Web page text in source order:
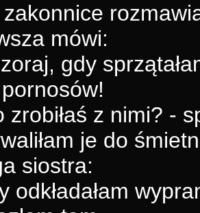
mówi:
gdy
zrobiłaś z nimi? -
je do
siostra:
odkładałam